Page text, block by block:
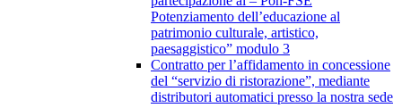
Potenziamento dell’educazione al
patrimonio culturale, artistico,
paesaggistico” modulo 3
Contratto per l’affidamento in concessione
del “servizio di ristorazione”, mediante
distributori automatici presso la nostra sede